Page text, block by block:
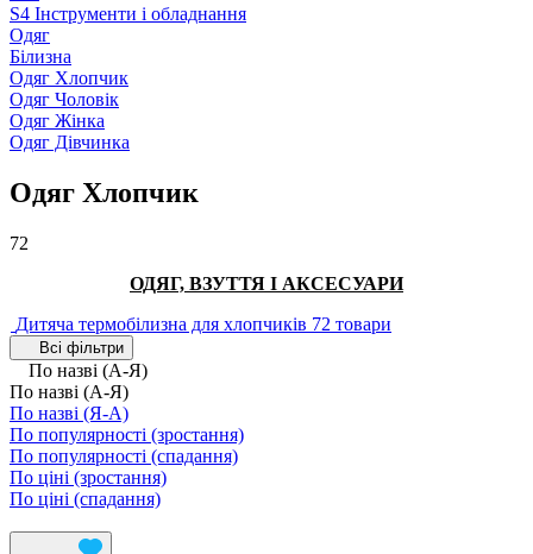
S4 Інструменти і обладнання
Одяг
Білизна
Одяг Хлопчик
Одяг Чоловік
Одяг Жінка
Одяг Дівчинка
Одяг Хлопчик
72
ОДЯГ, ВЗУТТЯ І АКСЕСУАРИ
Дитяча термобілизна для хлопчиків 72 товари
Всі фільтри
По назві (А-Я)
По назві (А-Я)
По назві (Я-А)
По популярності (зростання)
По популярності (спадання)
По ціні (зростання)
По ціні (спадання)